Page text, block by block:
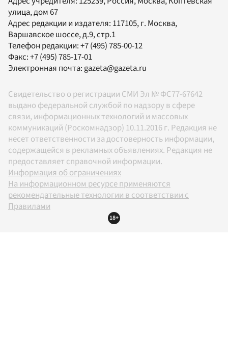
улица, дом 67
Адрес редакции и издателя: 117105, г. Москва,
Варшавское шоссе, д.9, стр.1
Телефон редакции:+7 (495) 785-00-12
Факс:+7 (495) 785-17-01
Электронная почта: gazeta@gazeta.ru
Свидетельство о регистрации СМИ Эл № ФС77-67642
выдано федеральной службой по надзору в сфере
связи, информационных технологий и массовых
коммуникаций (Роскомнадзор) 10.11.2016 г. Редакция не
несет ответственности за достоверность информации,
содержащейся в рекламных объявлениях. Редакция не
предоставляет справочной информации.
Информация об ограничениях
На информационном ресурсе применяются
рекомендательные технологии в соответствии с
Правилами
18+